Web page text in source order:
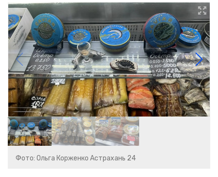
Фото: Ольга Корженко Астрахань 24